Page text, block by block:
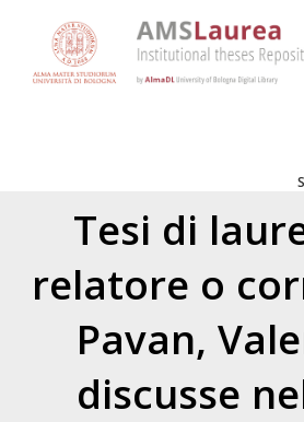
Tesi di
relatore o
Pavan,
discusse